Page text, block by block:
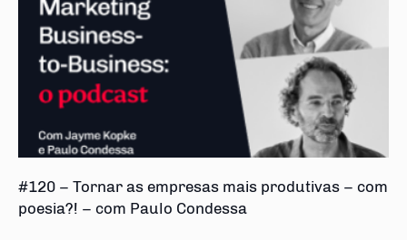
#120 – Tornar as empresas mais produtivas – com
poesia?! – com Paulo Condessa